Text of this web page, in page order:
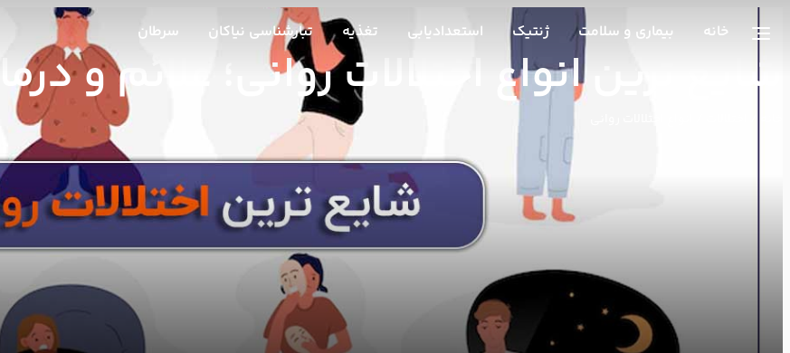
خانه بیماری و سلامت ژنتیک استعدادیابی تغذیه تبارشناسی نیاکان سرطان
شایع ترین انواع اختلالات روانی؛ علائم و درمان